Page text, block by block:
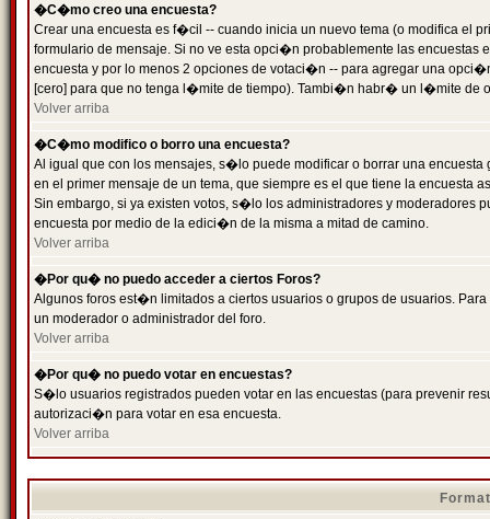
�C�mo creo una encuesta?
Crear una encuesta es f�cil -- cuando inicia un nuevo tema (o modifica el
formulario de mensaje. Si no ve esta opci�n probablemente las
encuesta y por lo menos 2 opciones de votaci�n -- para agregar una
[cero] para que no tenga l�mite de tiempo). Tambi�n habr� un l�mite de
Volver arriba
�C�mo modifico o borro una encuesta?
Al igual que con los mensajes, s�lo puede modificar o borrar una
en el primer mensaje de un tema, que siempre es el que tiene la encuesta
Sin embargo, si ya existen votos, s�lo los administradores y moderadores
encuesta por medio de la edici�n de la misma a mitad de camino.
Volver arriba
�Por qu� no puedo acceder a ciertos Foros?
Algunos foros est�n limitados a ciertos usuarios o grupos de usuarios.
un moderador o administrador del foro.
Volver arriba
�Por qu� no puedo votar en encuestas?
S�lo usuarios registrados pueden votar en las encuestas (para prevenir
autorizaci�n para votar en esa encuesta.
Volver arriba